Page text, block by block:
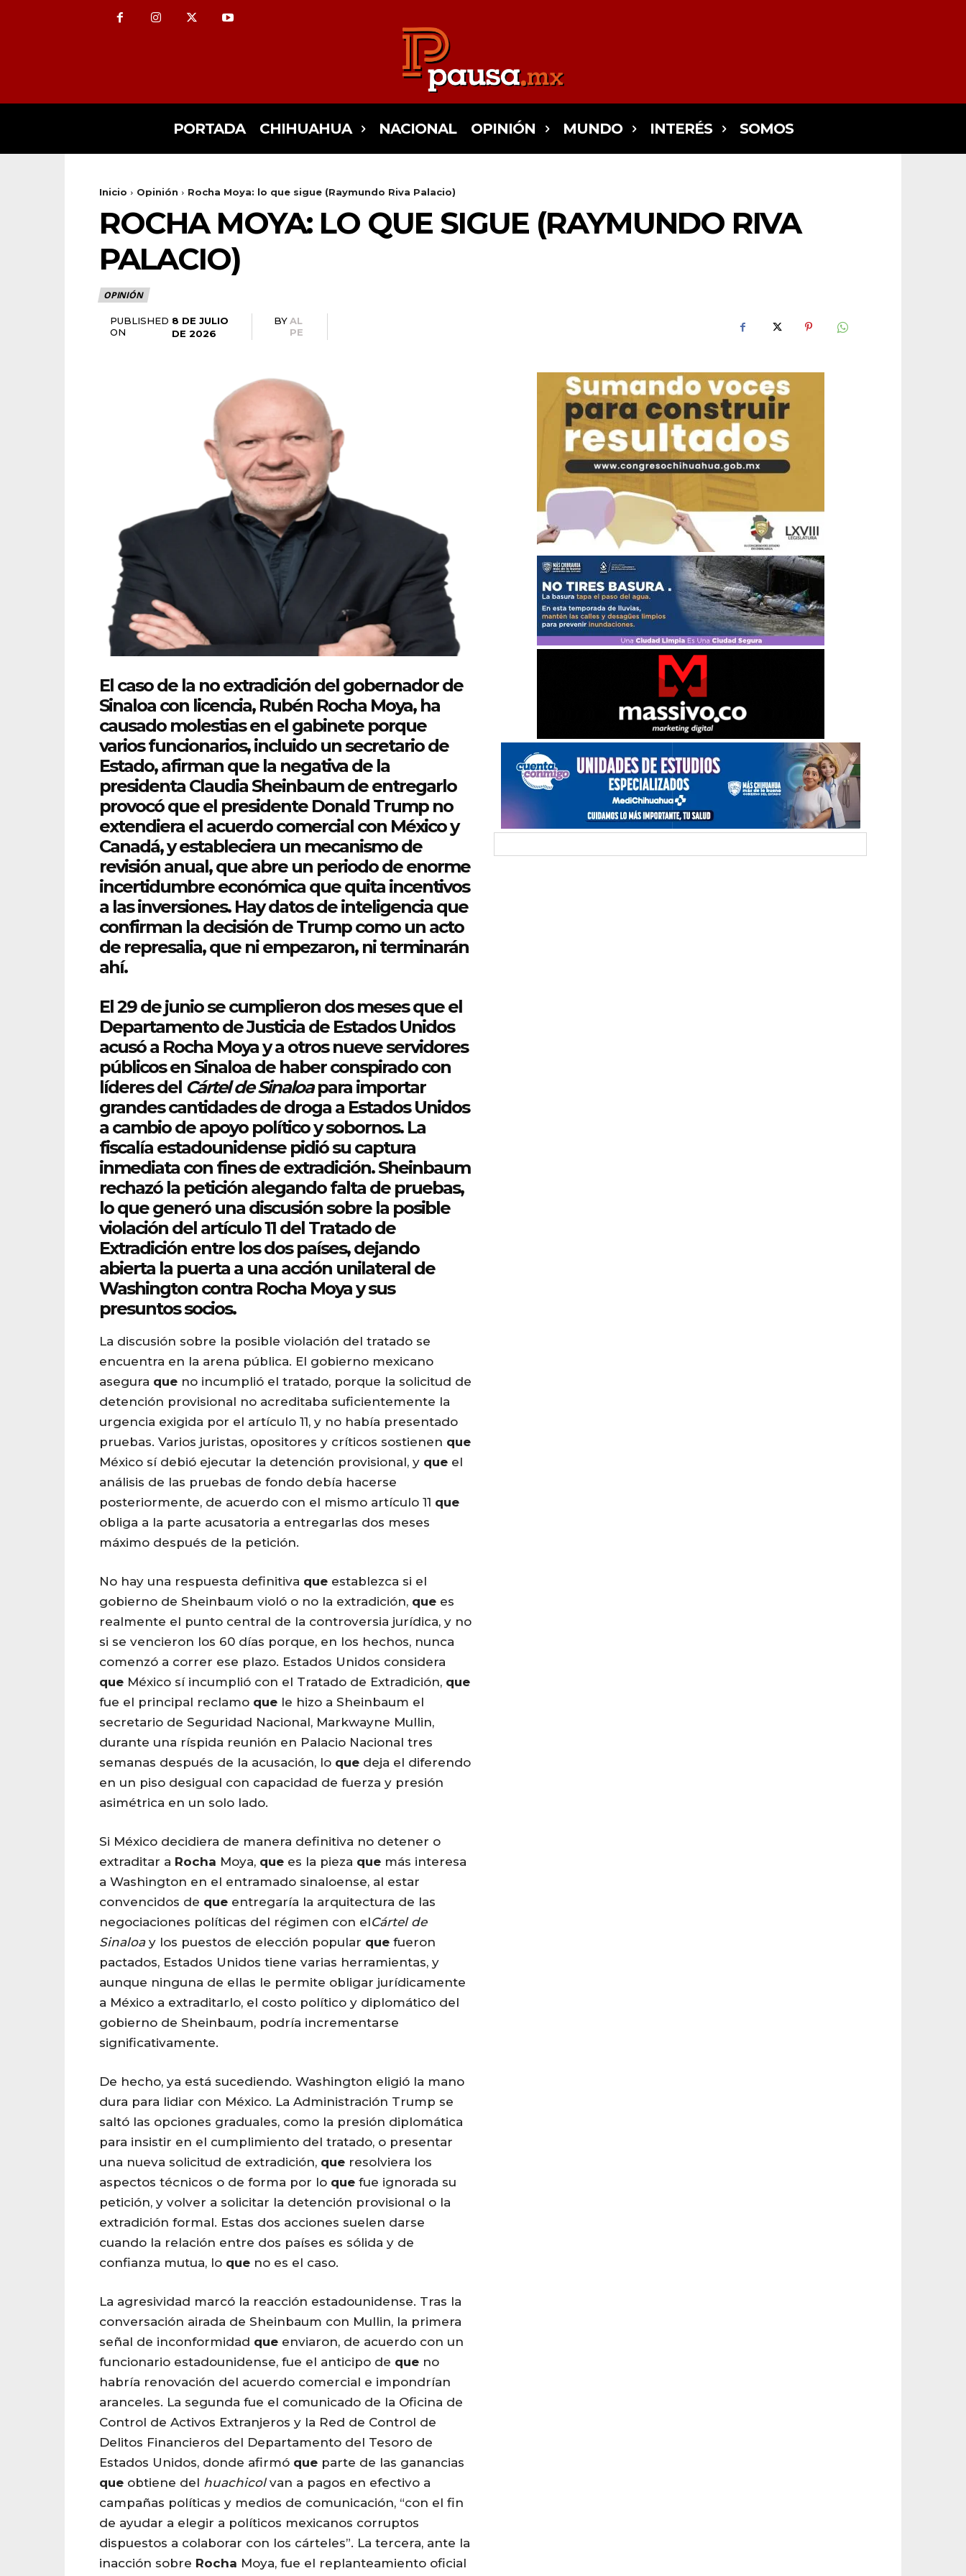
PORTADA CHIHUAHUA NACIONAL OPINIÓN MUNDO INTERÉS SOMOS
Inicio Opinión Rocha Moya: lo que sigue (Raymundo Riva Palacio)
ROCHA MOYA: LO QUE SIGUE (RAYMUNDO RIVA
PALACIO)
OPINIÓN
PUBLISHED
ON
8 DE JULIO
DE 2026
BY AL
PE
El caso de la no extradición del gobernador de
Sinaloa con licencia, Rubén Rocha Moya, ha
causado molestias en el gabinete porque
varios funcionarios, incluido un secretario de
Estado, afirman quela negativa de la
presidenta Claudia Sheinbaum de entregarlo
provocóqueel presidente Donald Trump no
extendiera el acuerdo comercial con México y
Canadá, y estableciera un mecanismo de
revisión anual,queabre un periodo de enorme
incertidumbre económica quequita incentivos
a las inversiones. Hay datos de inteligencia que
confirman la decisión de Trump como un acto
de represalia,queni empezaron, ni terminarán
ahí.
El 29 de junio se cumplieron dos mesesqueel
Departamento de Justicia de Estados Unidos
acusó a Rocha Moya y a otros nueve servidores
públicos en Sinaloa de haber conspirado con
líderes del Cártel de Sinaloapara importar
grandes cantidades de droga a Estados Unidos
a cambio de apoyo político y sobornos. La
fiscalía estadounidense pidió su captura
inmediata con fines de extradición. Sheinbaum
rechazó la petición alegando falta de pruebas,
loquegeneró una discusión sobre la posible
violación del artículo 11 del Tratado de
Extradición entre los dos países, dejando
abierta la puerta a una acción unilateral de
Washington contra Rocha Moya y sus
presuntos socios.
La discusión sobre la posible violación del tratado se
encuentra en la arena pública. El gobierno mexicano
asegura que no incumplió el tratado, porque la solicitud de
detención provisional no acreditaba suficientemente la
urgencia exigida por el artículo 11, y no había presentado
pruebas. Varios juristas, opositores y críticos sostienen que
México sí debió ejecutar la detención provisional, y que el
análisis de las pruebas de fondo debía hacerse
posteriormente, de acuerdo con el mismo artículo 11 que
obliga a la parte acusatoria a entregarlas dos meses
máximo después de la petición.
No hay una respuesta definitiva que establezca si el
gobierno de Sheinbaum violó o no la extradición, que es
realmente el punto central de la controversia jurídica, y no
si se vencieron los 60 días porque, en los hechos, nunca
comenzó a correr ese plazo. Estados Unidos considera
que México sí incumplió con el Tratado de Extradición, que
fue el principal reclamo que le hizo a Sheinbaum el
secretario de Seguridad Nacional, Markwayne Mullin,
durante una ríspida reunión en Palacio Nacional tres
semanas después de la acusación, lo que deja el diferendo
en un piso desigual con capacidad de fuerza y presión
asimétrica en un solo lado.
Si México decidiera de manera definitiva no detener o
extraditar a Rocha Moya, que es la pieza que más interesa
a Washington en el entramado sinaloense, al estar
convencidos de que entregaría la arquitectura de las
negociaciones políticas del régimen con elCártel de
Sinaloa y los puestos de elección popular que fueron
pactados, Estados Unidos tiene varias herramientas, y
aunque ninguna de ellas le permite obligar jurídicamente
a México a extraditarlo, el costo político y diplomático del
gobierno de Sheinbaum, podría incrementarse
significativamente.
De hecho, ya está sucediendo. Washington eligió la mano
dura para lidiar con México. La Administración Trump se
saltó las opciones graduales, como la presión diplomática
para insistir en el cumplimiento del tratado, o presentar
una nueva solicitud de extradición, que resolviera los
aspectos técnicos o de forma por lo que fue ignorada su
petición, y volver a solicitar la detención provisional o la
extradición formal. Estas dos acciones suelen darse
cuando la relación entre dos países es sólida y de
confianza mutua, lo que no es el caso.
La agresividad marcó la reacción estadounidense. Tras la
conversación airada de Sheinbaum con Mullin, la primera
señal de inconformidad que enviaron, de acuerdo con un
funcionario estadounidense, fue el anticipo de que no
habría renovación del acuerdo comercial e impondrían
aranceles. La segunda fue el comunicado de la Oficina de
Control de Activos Extranjeros y la Red de Control de
Delitos Financieros del Departamento del Tesoro de
Estados Unidos, donde afirmó que parte de las ganancias
que obtiene del huachicolvan a pagos en efectivo a
campañas políticas y medios de comunicación, “con el fin
de ayudar a elegir a políticos mexicanos corruptos
dispuestos a colaborar con los cárteles”. La tercera, ante la
inacción sobre Rocha Moya, fue el replanteamiento oficial